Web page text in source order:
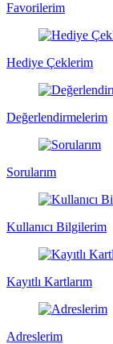
Favorilerim
Hediye Çeklerim
Değerlendirmelerim
Sorularım
Kullanıcı Bilgilerim
Kayıtlı Kartlarım
Adreslerim